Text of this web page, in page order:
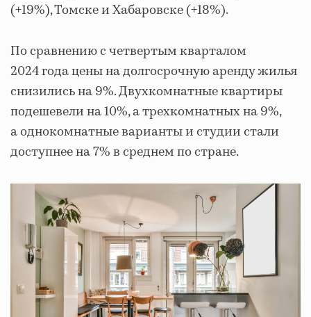
(+19%), Томске и Хабаровске (+18%).
По сравнению с четвертым кварталом
2024 года цены на долгосрочную аренду жилья
снизились на 9%. Двухкомнатные квартиры
подешевели на 10%, а трехкомнатных на 9%,
а однокомнатные варианты и студии стали
доступнее на 7% в среднем по стране.